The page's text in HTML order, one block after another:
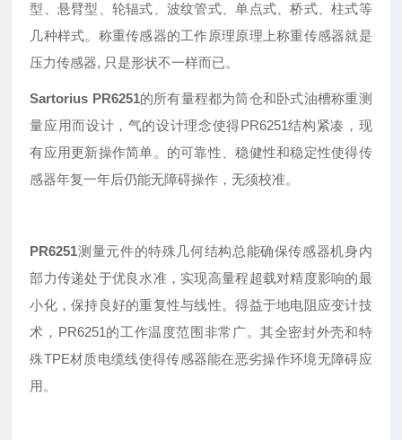
型、悬臂型、轮辐式、波纹管式、单点式、桥式、柱式等
几种样式。称重传感器的工作原理原理上称重传感器就是
压力传感器, 只是形状不一样而已。
Sartorius PR6251的所有量程都为筒仓和卧式油槽称重测
量应用而设计，气的设计理念使得PR6251结构紧凑，现
有应用更新操作简单。的可靠性、稳健性和稳定性使得传
感器年复一年后仍能无障碍操作，无须校准。
PR6251测量元件的特殊几何结构总能确保传感器机身内
部力传递处于优良水准，实现高量程超载对精度影响的最
小化，保持良好的重复性与线性。得益于地电阻应变计技
术，PR6251的工作温度范围非常广。其全密封外壳和特
殊TPE材质电缆线使得传感器能在恶劣操作环境无障碍应
用。